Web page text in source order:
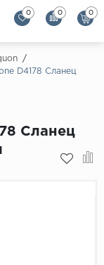
Назад
Alloc
Alpine Floor
0 0 0
/
D4178 Сланец
Сланец